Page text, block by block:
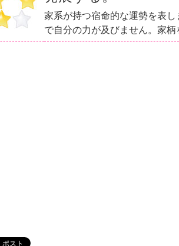
家系が持つ宿命的な運勢を表
で自分の力が及びません。家柄